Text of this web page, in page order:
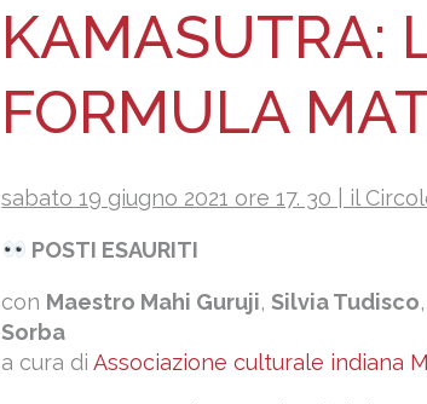
KAMASUTRA:
FORMULA
sabato 19 giugno 2021 ore 17. 30 | il
POSTI ESAURITI
con Maestro Mahi Guruji,Silvia Tudisco,
Sorba
a cura diAssociazione culturale indiana